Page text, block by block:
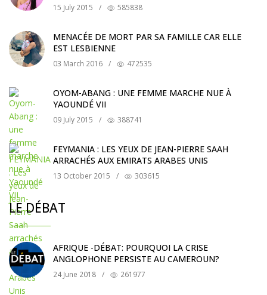
15 July 2015 / 585838
MENACÉE DE MORT PAR SA FAMILLE CAR ELLE
EST LESBIENNE
03 March 2016 / 472535
OYOM-ABANG : UNE FEMME MARCHE NUE À
YAOUNDÉ VII
09 July 2015 / 388741
FEYMANIA : LES YEUX DE JEAN-PIERRE SAAH
ARRACHÉS AUX EMIRATS ARABES UNIS
13 October 2015 / 303615
LE DÉBAT
AFRIQUE -DÉBAT: POURQUOI LA CRISE
ANGLOPHONE PERSISTE AU CAMEROUN?
24 June 2018 / 261977